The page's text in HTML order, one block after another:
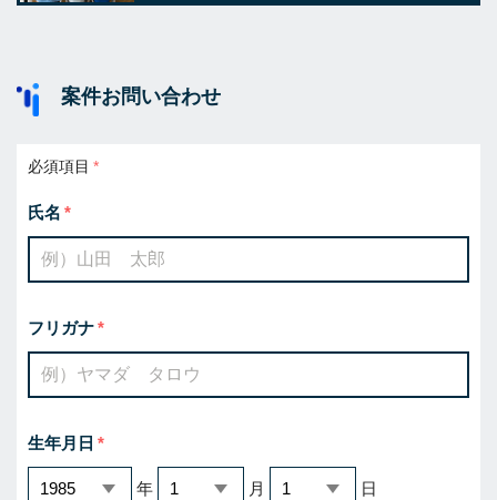
案件お問い合わせ
必須項目
氏名
フリガナ
生年月日
年 月 日